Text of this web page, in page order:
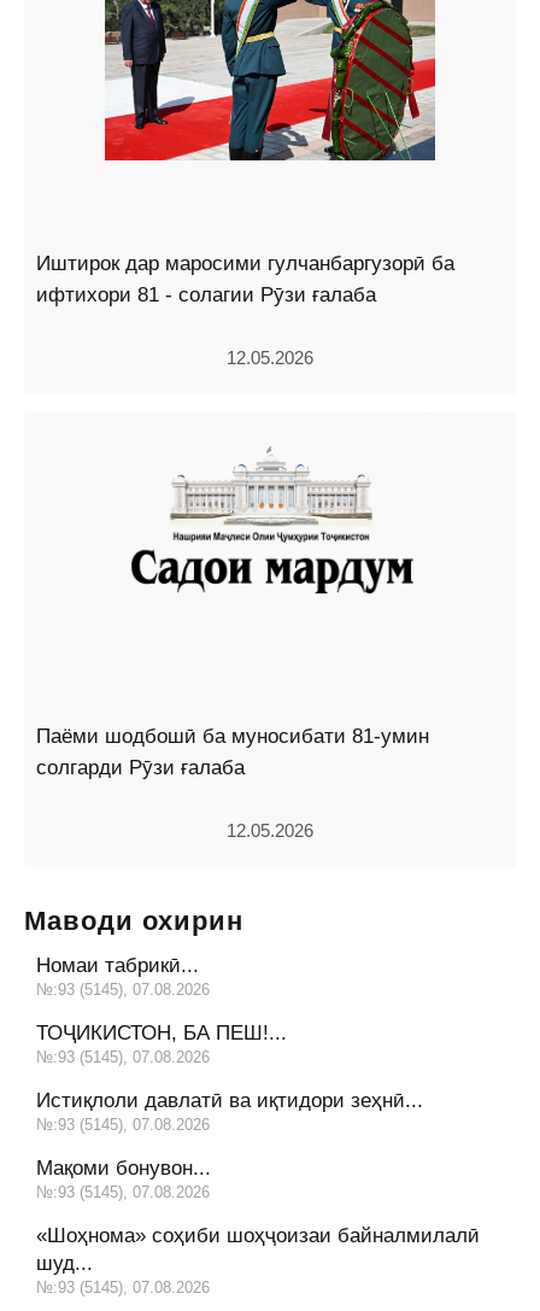
Иштирок дар маросими гулчанбаргузорӣ ба
ифтихори 81 - солагии Рӯзи ғалаба
12.05.2026
Паёми шодбошӣ ба муносибати 81-умин
солгарди Рӯзи ғалаба
12.05.2026
Маводи охирин
Номаи табрикӣ...
№:93 (5145), 07.08.2026
ТОҶИКИСТОН, БА ПЕШ!...
№:93 (5145), 07.08.2026
Истиқлоли давлатӣ ва иқтидори зеҳнӣ...
№:93 (5145), 07.08.2026
Мақоми бонувон...
№:93 (5145), 07.08.2026
«Шоҳнома» соҳиби шоҳҷоизаи байналмилалӣ
шуд...
№:93 (5145), 07.08.2026